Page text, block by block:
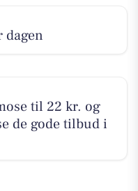
dagen
til 22 kr. og
de gode tilbud i